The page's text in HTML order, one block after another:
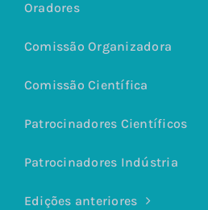
Oradores
Comissão Organizadora
Comissão Científica
Patrocinadores Científicos
Patrocinadores Indústria
Edições anteriores